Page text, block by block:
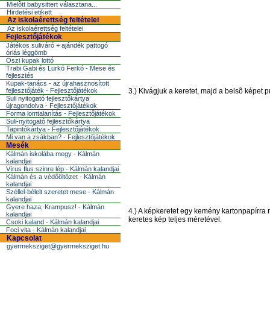
Mielõtt babysittert választana...
Hirdetési etikett
Az iskolaérettség feltételei
Az iskolaérettség feltételei
Fejlesztőjátékok
Játékos suliváró + ajándék pattogó
óriás léggömb
Őszi kupak lottó
Trabi Gabi és Lurkó Ferkó - Mese és
fejlesztés
Kupak-tanács - az újrahasznosított
fejlesztőjáték - Fejlesztőjátékok
Suli nyitogató fejlesztőkártya
újragondolva - Fejlesztőjátékok
Forma lomtalanítás - Fejlesztőjátékok
Suli-nyitogató fejlesztőkártya
Tapintókártya - Fejlesztőjátékok
Mi van a zsákban? - Fejlesztőjátékok
Mesék
Kálmán iskolába megy - Kálmán
kalandjai
Vírus Ilus szinre lép - Kálmán kalandjai
Kálmán és a védőöltözet - Kálmán
kalandjai
Széllel-bélelt szeretet mese - Kálmán
kalandjai
Gyere haza, Krampusz! - Kálmán
kalandjai
Csoki kaland - Kálmán kalandjai
Foci vita - Kálmán kalandjai
Kapcsolat
gyermeksziget@gyermeksziget.hu
3.) Kivágjuk a keretet, majd a belsõ képet
4.) A képkeretet egy kemény
keretes kép teljes méretével.